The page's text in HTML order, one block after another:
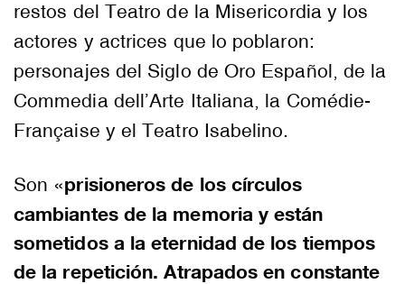
restos del Teatro de la Misericordia y los
actores y actrices que lo poblaron:
personajes del Siglo de Oro Español, de la
Commedia dell’Arte Italiana, la Comédie-
Française y el Teatro Isabelino.
Son «prisioneros de los círculos
cambiantes de la memoria y están
sometidos a la eternidad de los tiempos
de la repetición. Atrapados en constante